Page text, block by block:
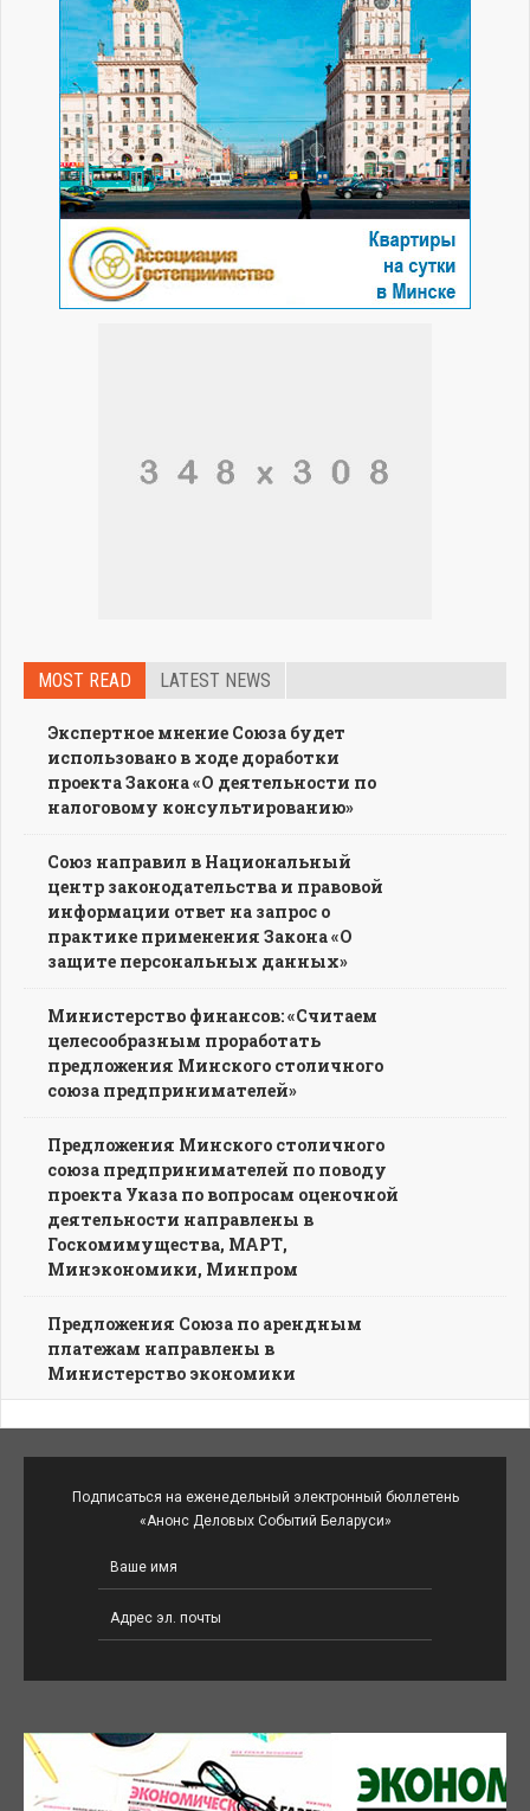
MOST READ LATEST NEWS
Экспертное мнение Союза будет
использовано в ходе доработки
проекта Закона «О деятельности по
налоговому консультированию»
Союз направил в Национальный
центр законодательства и правовой
информации ответ на запрос о
практике применения Закона «О
защите персональных данных»
Министерство финансов: «Считаем
целесообразным проработать
предложения Минского столичного
союза предпринимателей»
Предложения Минского столичного
союза предпринимателей по поводу
проекта Указа по вопросам оценочной
деятельности направлены в
Госкомимущества, МАРТ,
Минэкономики, Минпром
Предложения Союза по арендным
платежам направлены в
Министерство экономики
Подписаться на еженедельный электронный бюллетень
«Анонс Деловых Событий Беларуси»